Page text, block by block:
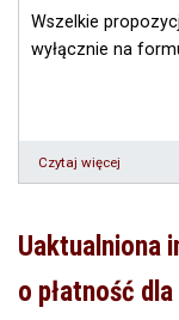
Wszelkie
wyłącznie na
Czytaj więcej
zakresie
wyboru
Uaktualniona
o płatność